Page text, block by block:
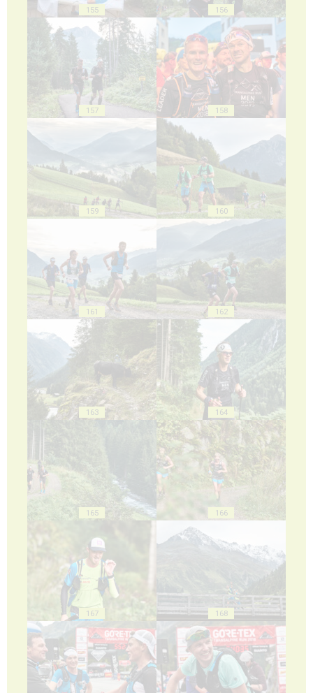
155 156
157 158
159 160
161 162
163 164
165 166
167 168